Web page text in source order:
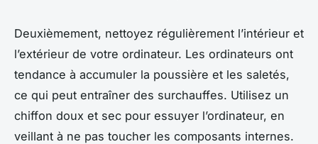
Deuxièmement, nettoyez régulièrement l’intérieur et
l’extérieur de votre ordinateur. Les ordinateurs ont
tendance à accumuler la poussière et les saletés,
ce qui peut entraîner des surchauffes. Utilisez un
chiffon doux et sec pour essuyer l’ordinateur, en
veillant à ne pas toucher les composants internes.